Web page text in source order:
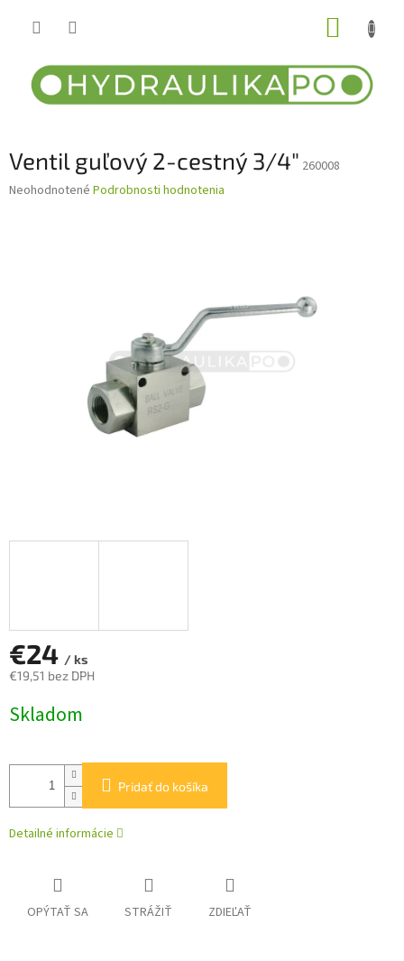
Ventil guľový 2-cestný 3/4" 260008
Priemerné
Neohodnotené Podrobnosti hodnotenia
€24 / ks
€19,51 bez DPH
cena:
Skladom
Pridať do košíka
Detailné informácie
OPÝTAŤ SA STRÁŽIŤ ZDIEĽAŤ